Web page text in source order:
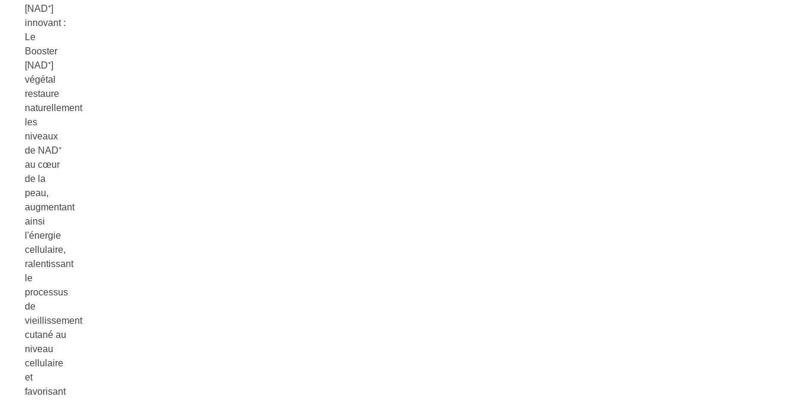
[NAD⁺]
innovant :
Le
Booster
[NAD⁺]
végétal
restaure
naturellement
les
niveaux
de NAD⁺
au cœur
de la
peau,
augmentant
ainsi
l'énergie
cellulaire,
ralentissant
le
processus
de
vieillissement
cutané au
niveau
cellulaire
et
favorisant